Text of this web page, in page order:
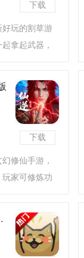
下载
玩的割草游
拿起武器，
快来本站下载
下载
修仙手游，
家可修炼功
机轻松升级，
鸽翻翻乐